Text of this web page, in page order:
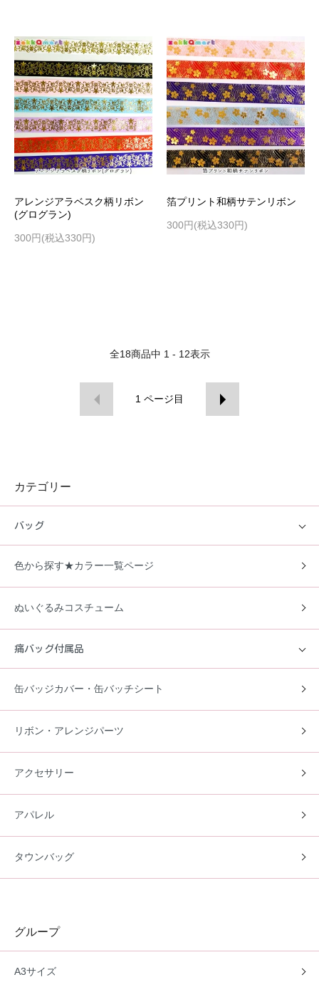
アレンジアラベスク柄リボン
(グログラン)
300円(税込330円)
箔プリント和柄サテンリボン
300円(税込330円)
全18商品中 1 - 12表示
1 ページ目
カテゴリー
バッグ
色から探す★カラー一覧ページ
ぬいぐるみコスチューム
痛バッグ付属品
缶バッジカバー・缶バッチシート
リボン・アレンジパーツ
アクセサリー
アパレル
タウンバッグ
グループ
A3サイズ